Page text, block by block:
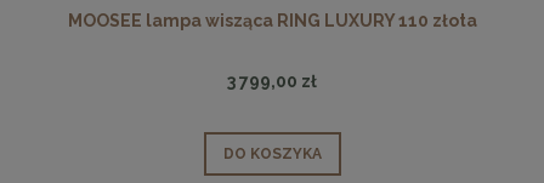
MOOSEE lampa wisząca RING LUXURY 110 złota
3 799,00 zł
DO KOSZYKA